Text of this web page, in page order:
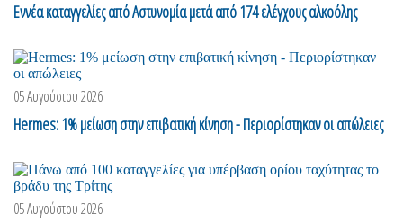
Eννέα καταγγελίες από Αστυνομία μετά από 174 ελέγχους αλκοόλης
05 Αυγούστου 2026
Hermes: 1% μείωση στην επιβατική κίνηση - Περιορίστηκαν οι απώλειες
05 Αυγούστου 2026